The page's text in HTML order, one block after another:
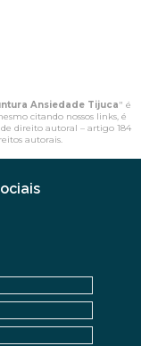
Ansiedade Tijuca" é
citando nossos links, é
direito autoral – artigo 184
autorais.